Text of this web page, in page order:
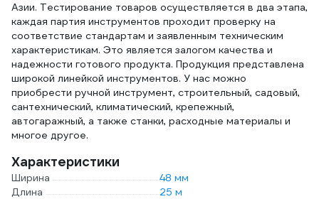
Азии. Тестирование товаров осуществляется в два этапа,
каждая партия инструментов проходит проверку на
соответствие стандартам и заявленным техническим
характеристикам. Это является залогом качества и
надежности готового продукта. Продукция представлена
широкой линейкой инструментов. У нас можно
приобрести ручной инструмент, строительный, садовый,
сантехнический, климатический, крепежный,
автогаражный, а также станки, расходные материалы и
многое другое.
Характеристики
Ширина
48 мм
Длина
25 м